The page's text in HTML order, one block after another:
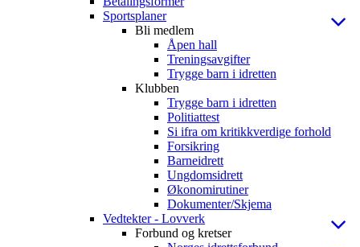
Sportsplaner
Bli medlem
Åpen hall
Treningsavgifter
Trygge barn i idretten
Klubben
Trygge barn i idretten
Politiattest
Si ifra om kritikkverdige forhold
Forsikring
Barneidrett
Ungdomsidrett
Økonomirutiner
Dokumenter/Skjema
Vedtekter - Lovverk
Forbund og kretser